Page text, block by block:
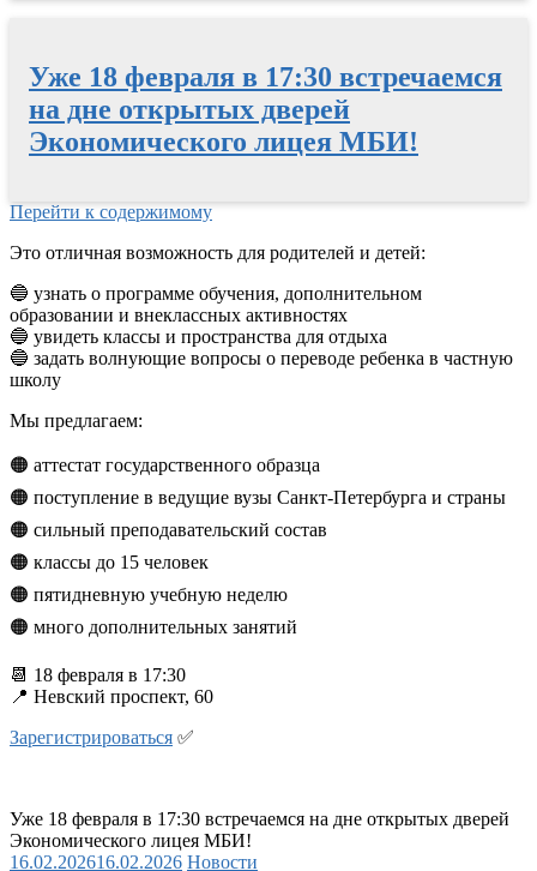
Уже 18 февраля в 17:30 встречаемся
на дне открытых дверей
Экономического лицея МБИ!
Перейти к содержимому
Это отличная возможность для родителей и детей:
🔵 узнать о программе обучения, дополнительном
образовании и внеклассных активностях
🔵 увидеть классы и пространства для отдыха
🔵 задать волнующие вопросы о переводе ребенка в частную
школу
Мы предлагаем:
🟠 аттестат государственного образца
🟠 поступление в ведущие вузы Санкт-Петербурга и страны
🟠 сильный преподавательский состав
🟠 классы до 15 человек
🟠 пятидневную учебную неделю
🟠 много дополнительных занятий
📆 18 февраля в 17:30
📍 Невский проспект, 60
Зарегистрироваться ✅
Уже 18 февраля в 17:30 встречаемся на дне открытых дверей
Экономического лицея МБИ!
16.02.202616.02.2026 Новости